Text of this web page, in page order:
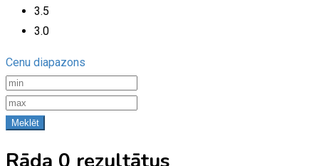
3.5
3.0
Cenu diapazons
Meklēt